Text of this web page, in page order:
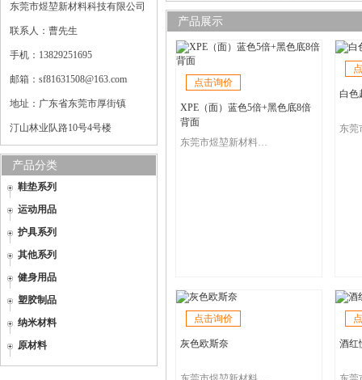
东莞市煜堃新材料科技有限公司
联系人：曹先生
手机：13829251695
邮箱：sf81631508@163.com
地址：广东省东莞市厚街镇
汀山林业队路10号4号楼
产品分类
鞋垫系列
运动用品
护具系列
其他系列
健身用品
塑胶制品
纳米材料
原材料
产品展示
点击询价
XPE（面）蓝色5倍+黑色底8倍
背面
东莞市煜堃新材料科技有限公司
白色
点击询价
灰色欧斯奈 酒红